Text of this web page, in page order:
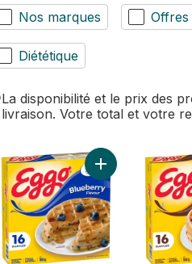
Nos marques Offres
Diététique
La disponibilité et le prix des
livraison. Votre total et votre
Ajouter Gaufres,